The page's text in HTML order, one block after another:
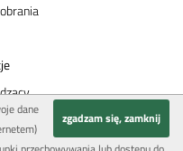
zgadzam się, zamknij
dane